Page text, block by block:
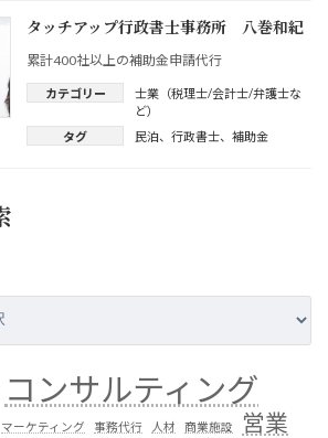
タッチアップ行政書士事務所 八巻和紀
累計400社以上の補助金申請代行
カテゴリー
士業（税理士/会計士/弁護士な
ど）
タグ
民泊、行政書士、補助金
コンサルティング
マーケティング 事務代行 人材 商業施設 営業